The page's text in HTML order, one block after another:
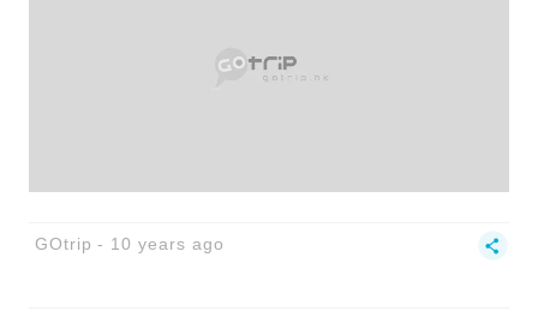
GOtrip 10 years ago